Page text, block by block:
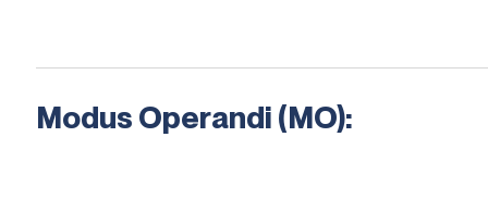
Modus Operandi (MO):